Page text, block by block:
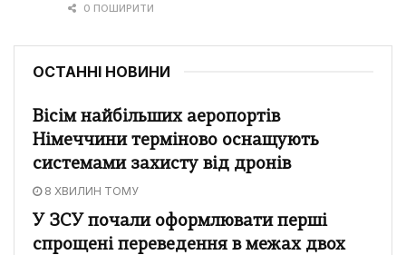
0 ПОШИРИТИ
ОСТАННІ НОВИНИ
Вісім найбільших аеропортів
Німеччини терміново оснащують
системами захисту від дронів
8 ХВИЛИН ТОМУ
У ЗСУ почали оформлювати перші
спрощені переведення в межах двох